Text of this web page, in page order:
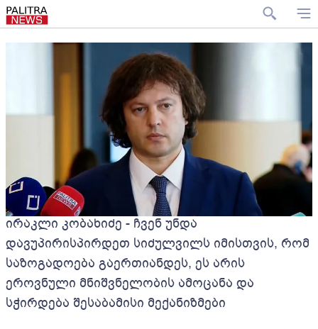
ირაკლი კობახიძე - ჩვენ უნდა
დავუპირისპირდეთ სიძულვილს იმისთვის, რომ
საზოგადოება გაერთიანდეს, ეს არის
ეროვნული მნიშვნელობის ამოცანა და
სჭირდება შესაბამისი მექანიზმები